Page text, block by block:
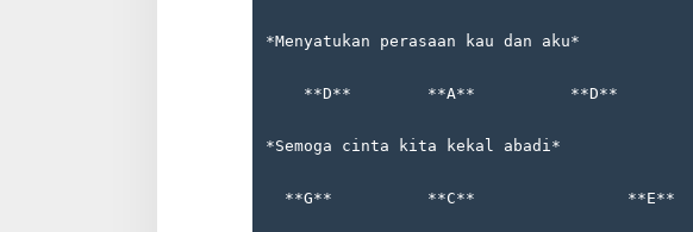
*Menyatukan perasaan kau dan aku*
    **D**        **A**          **D**
*Semoga cinta kita kekal abadi*
  **G**          **C**                **E**